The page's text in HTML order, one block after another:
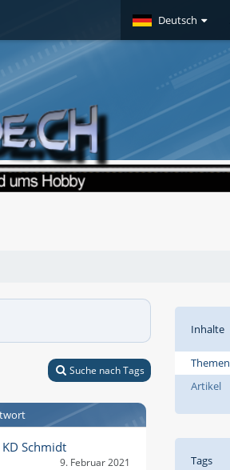
Deutsch
Suche nach Tags
KD Schmidt
9. Februar 2021
Inhalte
Themen
Artikel
Tags